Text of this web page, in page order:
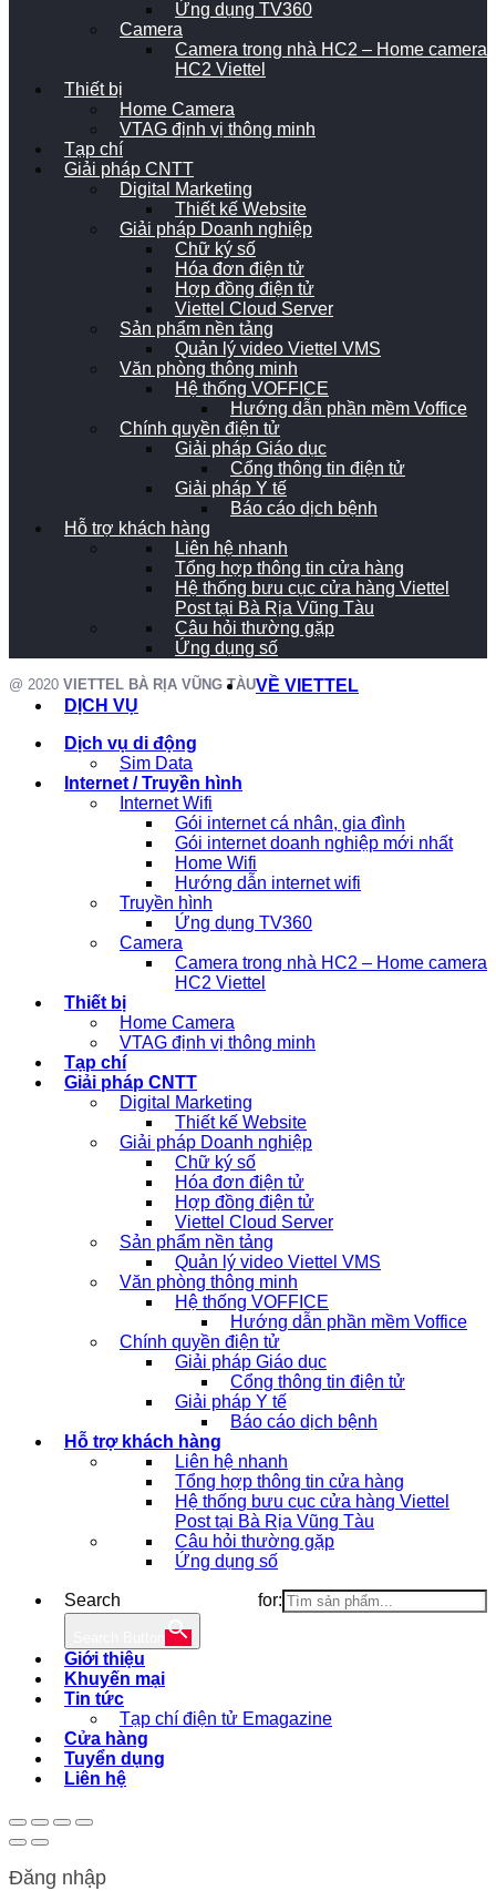
Ứng dụng TV360
Camera
Camera trong nhà HC2 – Home camera
HC2 Viettel
Thiết bị
Home Camera
VTAG định vị thông minh
Tạp chí
Giải pháp CNTT
Digital Marketing
Thiết kế Website
Giải pháp Doanh nghiệp
Chữ ký số
Hóa đơn điện tử
Hợp đồng điện tử
Viettel Cloud Server
Sản phẩm nền tảng
Quản lý video Viettel VMS
Văn phòng thông minh
Hệ thống VOFFICE
Hướng dẫn phần mềm Voffice
Chính quyền điện tử
Giải pháp Giáo dục
Cổng thông tin điện tử
Giải pháp Y tế
Báo cáo dịch bệnh
Hỗ trợ khách hàng
Liên hệ nhanh
Tổng hợp thông tin cửa hàng
Hệ thống bưu cục cửa hàng Viettel
Post tại Bà Rịa Vũng Tàu
Câu hỏi thường gặp
Ứng dụng số
@ 2020 VIETTEL BÀ RỊA VŨNG TÀUVỀ VIETTEL
DỊCH VỤ
Dịch vụ di động
Sim Data
Internet / Truyền hình
Internet Wifi
Gói internet cá nhân, gia đình
Gói internet doanh nghiệp mới nhất
Home Wifi
Hướng dẫn internet wifi
Truyền hình
Ứng dụng TV360
Camera
Camera trong nhà HC2 – Home camera
HC2 Viettel
Thiết bị
Home Camera
VTAG định vị thông minh
Tạp chí
Giải pháp CNTT
Digital Marketing
Thiết kế Website
Giải pháp Doanh nghiệp
Chữ ký số
Hóa đơn điện tử
Hợp đồng điện tử
Viettel Cloud Server
Sản phẩm nền tảng
Quản lý video Viettel VMS
Văn phòng thông minh
Hệ thống VOFFICE
Hướng dẫn phần mềm Voffice
Chính quyền điện tử
Giải pháp Giáo dục
Cổng thông tin điện tử
Giải pháp Y tế
Báo cáo dịch bệnh
Hỗ trợ khách hàng
Liên hệ nhanh
Tổng hợp thông tin cửa hàng
Hệ thống bưu cục cửa hàng Viettel
Post tại Bà Rịa Vũng Tàu
Câu hỏi thường gặp
Ứng dụng số
Search for:
Giới thiệu
Khuyến mại
Tin tức
Tạp chí điện tử Emagazine
Cửa hàng
Tuyển dụng
Liên hệ
Đăng nhập